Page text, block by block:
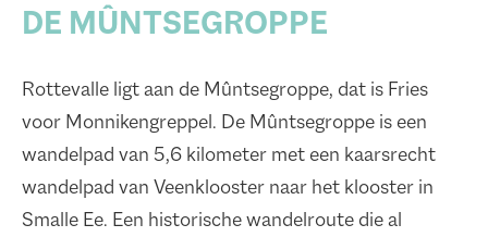
DE MÛNTSEGROPPE
Rottevalle ligt aan de Mûntsegroppe, dat is Fries
voor Monnikengreppel. De Mûntsegroppe is een
wandelpad van 5,6 kilometer met een kaarsrecht
wandelpad van Veenklooster naar het klooster in
Smalle Ee. Een historische wandelroute die al